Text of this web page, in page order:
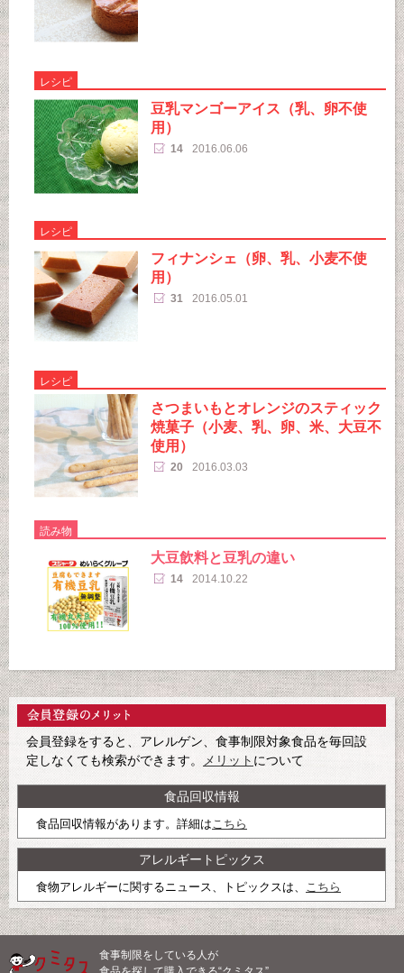
レシピ
豆乳マンゴーアイス（乳、卵不使
用）
14 2016.06.06
レシピ
フィナンシェ（卵、乳、小麦不使
用）
31 2016.05.01
レシピ
さつまいもとオレンジのスティック
焼菓子（小麦、乳、卵、米、大豆不
使用）
20 2016.03.03
読み物
大豆飲料と豆乳の違い
14 2014.10.22
会員登録をすると、アレルゲン、食事制限対象食品を毎回設
定しなくても検索ができます。
メリット について
食品回収情報
食品回収情報があります。詳細はこちら
アレルギートピックス
食物アレルギーに関するニュース、トピックスは、 こちら
食事制限をしている人が